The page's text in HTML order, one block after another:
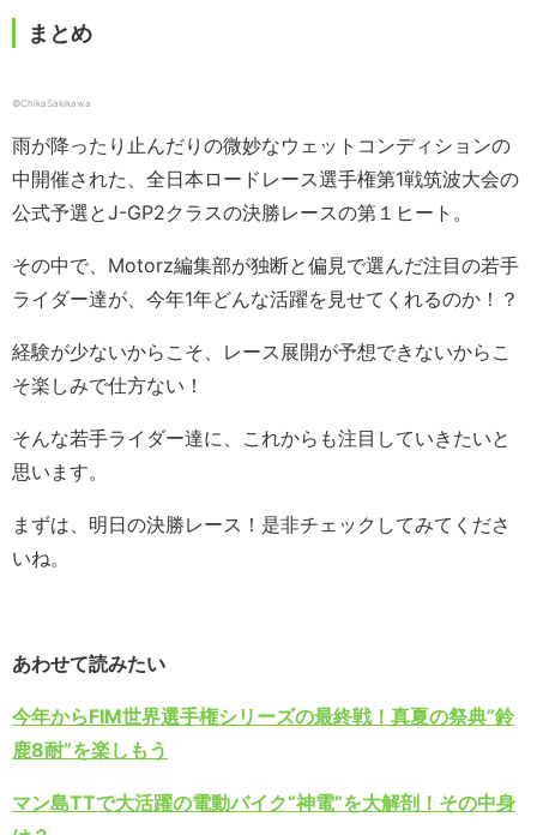
まとめ
©ChikaSakikawa
雨が降ったり止んだりの微妙なウェットコンディションの
中開催された、全日本ロードレース選手権第1戦筑波大会の
公式予選とJ-GP2クラスの決勝レースの第１ヒート。
その中で、Motorz編集部が独断と偏見で選んだ注目の若手
ライダー達が、今年1年どんな活躍を見せてくれるのか！？
経験が少ないからこそ、レース展開が予想できないからこ
そ楽しみで仕方ない！
そんな若手ライダー達に、これからも注目していきたいと
思います。
まずは、明日の決勝レース！是非チェックしてみてくださ
いね。
あわせて読みたい
今年からFIM世界選手権シリーズの最終戦！真夏の祭典”鈴
鹿8耐”を楽しもう
マン島TTで大活躍の電動バイク“神電”を大解剖！その中身